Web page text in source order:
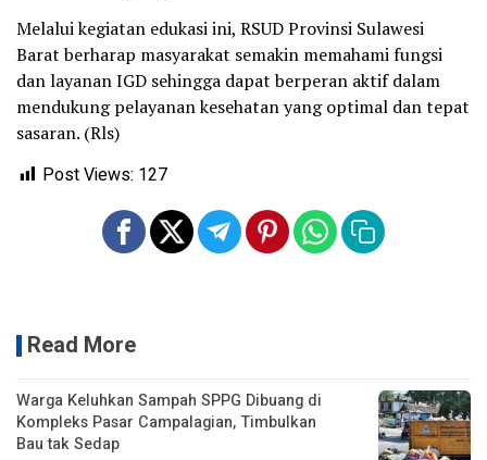
Melalui kegiatan edukasi ini, RSUD Provinsi Sulawesi
Barat berharap masyarakat semakin memahami fungsi
dan layanan IGD sehingga dapat berperan aktif dalam
mendukung pelayanan kesehatan yang optimal dan tepat
sasaran. (Rls)
Post Views: 127
Read More
Warga Keluhkan Sampah SPPG Dibuang di
Kompleks Pasar Campalagian, Timbulkan
Bau tak Sedap